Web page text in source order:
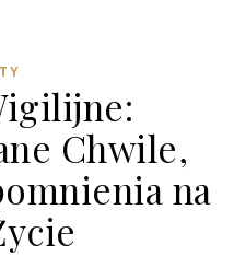
Chwile,
na